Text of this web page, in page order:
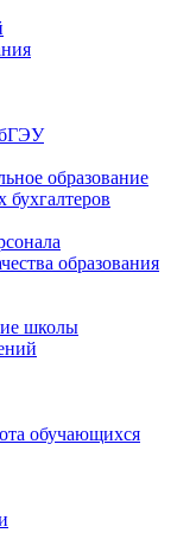
образование
образования
школы
обучающихся